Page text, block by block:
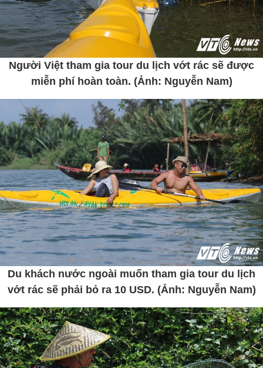
Người Việt tham gia tour du lịch vớt rác sẽ được
miễn phí hoàn toàn. (Ảnh: Nguyễn Nam)
Du khách nước ngoài muốn tham gia tour du lịch
vớt rác sẽ phải bỏ ra 10 USD. (Ảnh: Nguyễn Nam)